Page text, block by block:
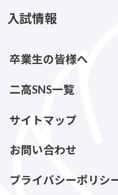
入試情報
卒業生の皆様へ
二高SNS一覧
サイトマップ
お問い合わせ
プライバシーポリシ